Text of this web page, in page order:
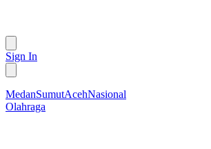
Sign In
MedanSumutAcehNasional
Olahraga